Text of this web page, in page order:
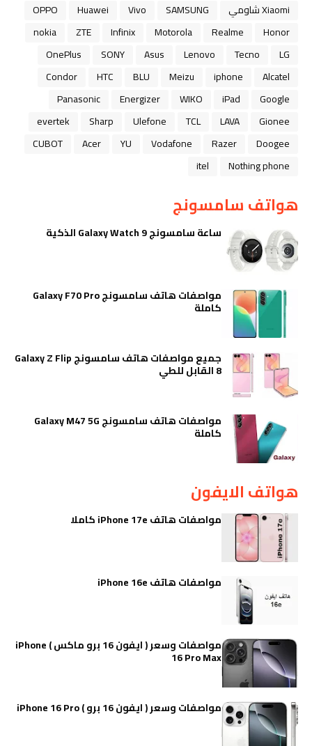
Xiaomi شاومي SAMSUNG
Vivo
Huawei
OPPO
Honor
Realme
Motorola
Infinix
ZTE
nokia
LG
Tecno
Lenovo
Asus
SONY
OnePlus
Alcatel
iphone
Meizu
BLU
HTC
Condor
Google
iPad
WIKO
Energizer
Panasonic
Gionee
LAVA
TCL
Ulefone
Sharp
evertek
Doogee
Razer
Vodafone
YU
Acer
CUBOT
Nothing phone
itel
هواتف سامسونج
ساعة سامسونج Galaxy Watch 9 الذكية
مواصفات هاتف سامسونج Galaxy F70 Pro
كاملة
جميع مواصفات هاتف سامسونج Galaxy Z Flip
8 القابل للطي
مواصفات هاتف سامسونج Galaxy M47 5G
كاملة
هواتف الايفون
مواصفات هاتف iPhone 17e كاملا
مواصفات هاتف iPhone 16e
مواصفات وسعر ( ايفون 16 برو ماكس ) iPhone
16 Pro Max
مواصفات وسعر ( ايفون 16 برو ) iPhone 16 Pro